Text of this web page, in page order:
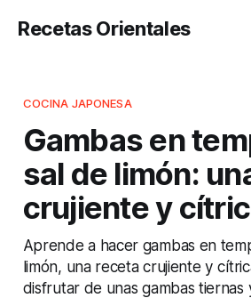
Recetas Orientales
COCINA JAPONESA
Gambas en
sal de limón:
crujiente y
Aprende a hacer gambas en
limón, una receta crujiente y
disfrutar de unas gambas tiernas